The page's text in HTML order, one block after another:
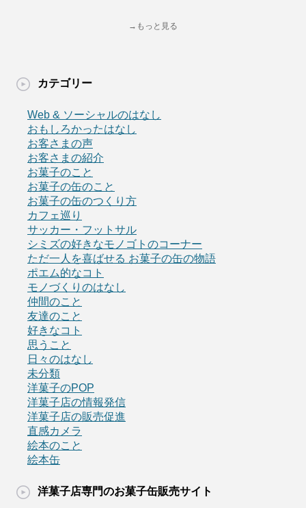
→もっと見る
カテゴリー
Web & ソーシャルのはなし
おもしろかったはなし
お客さまの声
お客さまの紹介
お菓子のこと
お菓子の缶のこと
お菓子の缶のつくり方
カフェ巡り
サッカー・フットサル
シミズの好きなモノゴトのコーナー
ただ一人を喜ばせる お菓子の缶の物語
ポエム的なコト
モノづくりのはなし
仲間のこと
友達のこと
好きなコト
思うこと
日々のはなし
未分類
洋菓子のPOP
洋菓子店の情報発信
洋菓子店の販売促進
直感カメラ
絵本のこと
絵本缶
洋菓子店専門のお菓子缶販売サイト